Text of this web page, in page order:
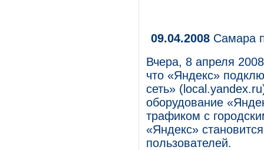
09.04.2008 Самара
Вчера, 8 апреля
что «Яндекс»
сеть»
оборудование
трафиком с
«Яндекс»
пользователей.